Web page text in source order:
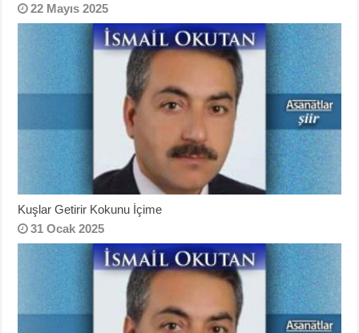
22 Mayıs 2025
Kuşlar Getirir Kokunu İçime
31 Ocak 2025